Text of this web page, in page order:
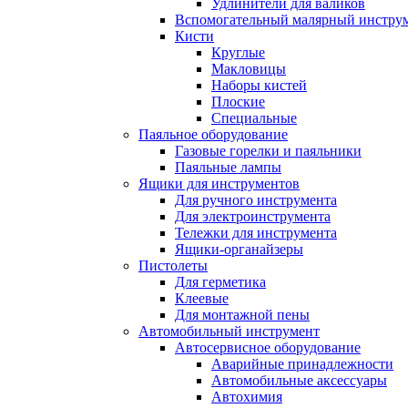
Удлинители для валиков
Вспомогательный малярный
Кисти
Круглые
Макловицы
Наборы кистей
Плоские
Специальные
Паяльное оборудование
Газовые горелки и паяльники
Паяльные лампы
Ящики для инструментов
Для ручного инструмента
Для электроинструмента
Тележки для инструмента
Ящики-органайзеры
Пистолеты
Для герметика
Клеевые
Для монтажной пены
Автомобильный инструмент
Автосервисное оборудование
Аварийные принадлежности
Автомобильные аксессуары
Автохимия